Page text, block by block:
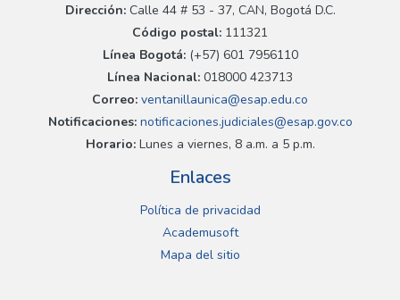
Dirección:Calle 44 # 53 - 37, CAN, Bogotá D.C.
Código postal: 111321
Línea Bogotá:(+57) 601 7956110
Línea Nacional: 018000 423713
Correo: ventanillaunica@esap.edu.co
Notificaciones:notificaciones.judiciales@esap.gov.co
Horario:Lunes a viernes, 8 a.m. a 5 p.m.
Enlaces
Política de privacidad
Academusoft
Mapa del sitio